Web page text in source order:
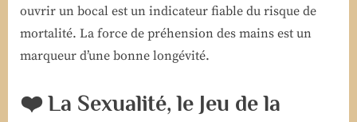
ouvrir un bocal est un indicateur fiable du risque de
mortalité. La force de préhension des mains est un
marqueur d’une bonne longévité.
❤️ La Sexualité, le Jeu de la